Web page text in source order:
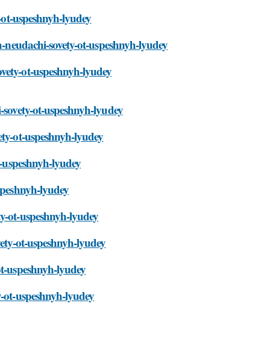
uspeshnyh-lyudey
sovety-ot-uspeshnyh-lyudey
ot-uspeshnyh-lyudey
ot-uspeshnyh-lyudey
ot-uspeshnyh-lyudey
lyudey
lyudey
ot-uspeshnyh-lyudey
ot-uspeshnyh-lyudey
uspeshnyh-lyudey
uspeshnyh-lyudey